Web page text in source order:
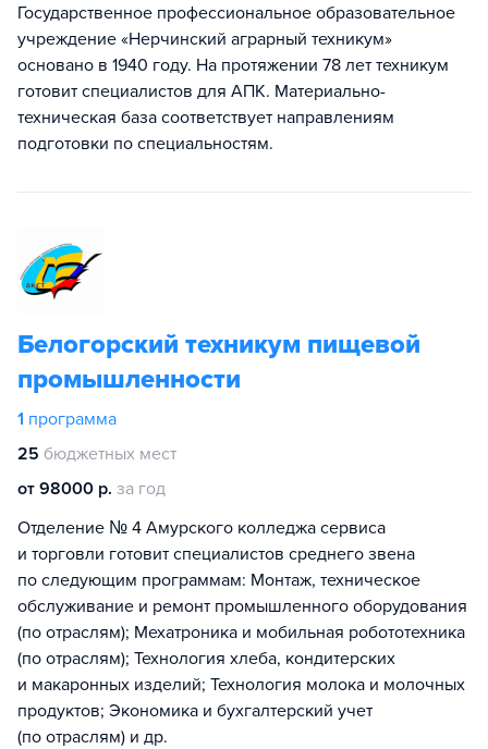
Государственное профессиональное образовательное
учреждение «Нерчинский аграрный техникум»
основано в 1940 году. На протяжении 78 лет техникум
готовит специалистов для АПК. Материально-
техническая база соответствует направлениям
подготовки по специальностям.
Белогорский техникум пищевой
промышленности
1 программа
25 бюджетных мест
от 98000 р. за год
Отделение № 4 Амурского колледжа сервиса
и торговли готовит специалистов среднего звена
по следующим программам: Монтаж, техническое
обслуживание и ремонт промышленного оборудования
(по отраслям); Мехатроника и мобильная робототехника
(по отраслям); Технология хлеба, кондитерских
и макаронных изделий; Технология молока и молочных
продуктов; Экономика и бухгалтерский учет
(по отраслям) и др.